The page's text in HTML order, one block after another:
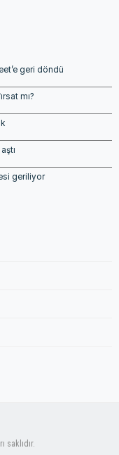
geri döndü
mı?
geriliyor
saklıdır.